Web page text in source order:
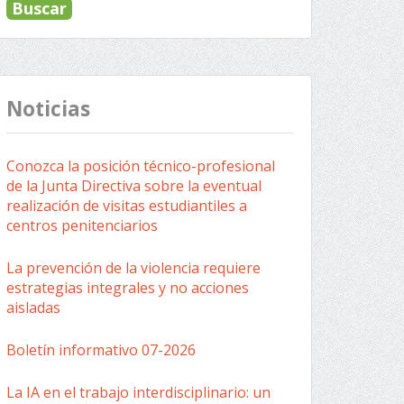
Noticias
Conozca la posición técnico-profesional
de la Junta Directiva sobre la eventual
realización de visitas estudiantiles a
centros penitenciarios
La prevención de la violencia requiere
estrategias integrales y no acciones
aisladas
Boletín informativo 07-2026
La IA en el trabajo interdisciplinario: un